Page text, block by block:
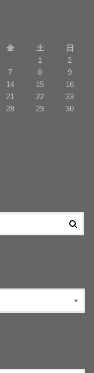
金 土 日
1
2
7 8
9
14 15
16
21 22
23
28 29
30